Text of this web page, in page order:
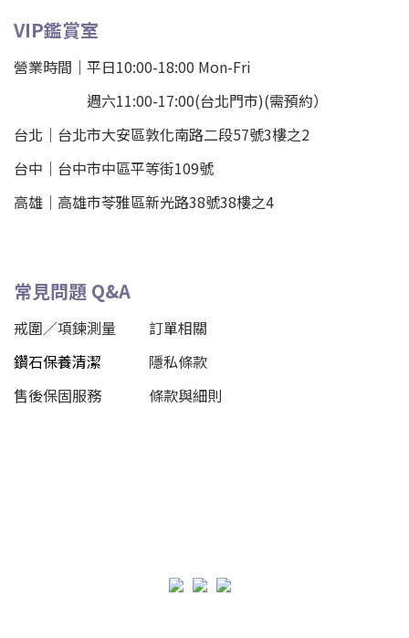
VIP鑑賞室
營業時間｜平日10:00-18:00 Mon-Fri
週六11:00-17:00(台北門市)(需預約）
台北 ｜ 台北市大安區敦化南路二段57號3樓之2
台中｜ 台中市中區平等街109號
高雄｜ 高雄市苓雅區新光路38號38樓之4
常見問題 Q&A
戒圍／項鍊測量
訂單相關
鑽石保養清潔
隱私條款
售後保固服務
條款與細則